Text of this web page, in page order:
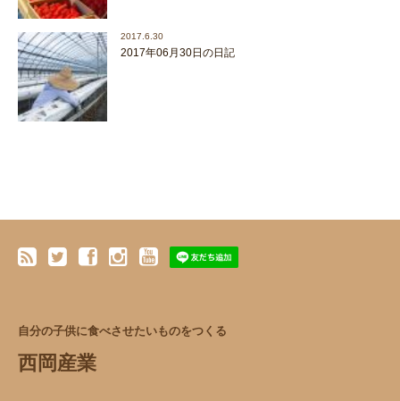
2017.6.30
2017年06月30日の日記
自分の子供に食べさせたいものをつくる
西岡産業